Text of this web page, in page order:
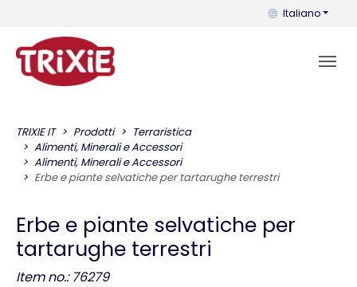
Puoi cambiare
Italiano
TRIXIE IT Prodotti
Terraristica
Alimenti, Minerali e Accessori
Alimenti, Minerali e Accessori
Erbe e piante selvatiche per tartarughe terrestri
Erbe e piante selvatiche per
tartarughe terrestri
Item no.: 76279